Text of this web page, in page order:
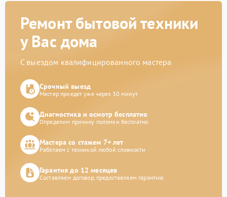
Ремонт бытовой техники
у Вас дома
С выездом квалифицированного мастера
Срочный выезд
Мастер приедет уже через 30 минут
Диагностика и осмотр бесплатно
Определим причину поломки бесплатно
Мастера со стажем 7+ лет
Работаем с техникой любой сложности
Гарантия до 12 месяцев
Составляем договор, предоставляем гарантию